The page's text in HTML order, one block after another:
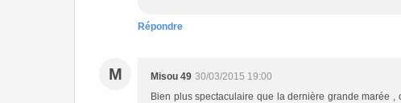
Répondre
M Misou 49 30/03/2015 19:00
Bien plus spectaculaire que la dernière grande marée